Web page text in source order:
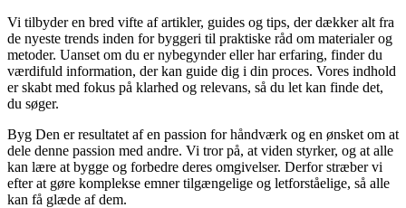
Vi tilbyder en bred vifte af artikler, guides og tips, der dækker alt fra
de nyeste trends inden for byggeri til praktiske råd om materialer og
metoder. Uanset om du er nybegynder eller har erfaring, finder du
værdifuld information, der kan guide dig i din proces. Vores indhold
er skabt med fokus på klarhed og relevans, så du let kan finde det,
du søger.
Byg Den er resultatet af en passion for håndværk og en ønsket om at
dele denne passion med andre. Vi tror på, at viden styrker, og at alle
kan lære at bygge og forbedre deres omgivelser. Derfor stræber vi
efter at gøre komplekse emner tilgængelige og letforståelige, så alle
kan få glæde af dem.